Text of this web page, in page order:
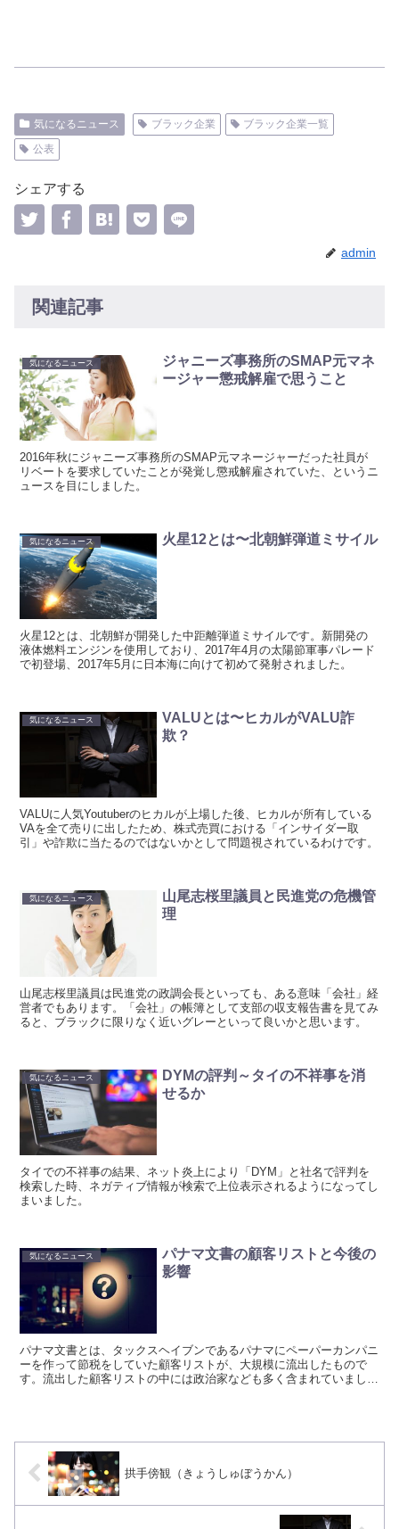
気になるニュース ブラック企業
ブラック企業一覧
公表
シェアする
admin
関連記事
気になるニュース
ジャニーズ事務所のSMAP元マネ
ージャー懲戒解雇で思うこと
2016年秋にジャニーズ事務所のSMAP元マネージャーだった社員が
リベートを要求していたことが発覚し懲戒解雇されていた、というニ
ュースを目にしました。
気になるニュース 火星12とは〜北朝鮮弾道ミサイル
火星12とは、北朝鮮が開発した中距離弾道ミサイルです。新開発の
液体燃料エンジンを使用しており、2017年4月の太陽節軍事パレード
で初登場、2017年5月に日本海に向けて初めて発射されました。
気になるニュース
VALUとは〜ヒカルがVALU詐
欺？
VALUに人気Youtuberのヒカルが上場した後、ヒカルが所有している
VAを全て売りに出したため、株式売買における「インサイダー取
引」や詐欺に当たるのではないかとして問題視されているわけです。
気になるニュース
山尾志桜里議員と民進党の危機管
理
山尾志桜里議員は民進党の政調会長といっても、ある意味「会社」経
営者でもあります。「会社」の帳簿として支部の収支報告書を見てみ
ると、ブラックに限りなく近いグレーといって良いかと思います。
気になるニュース
DYMの評判～タイの不祥事を消
せるか
タイでの不祥事の結果、ネット炎上により「DYM」と社名で評判を
検索した時、ネガティブ情報が検索で上位表示されるようになってし
まいました。
気になるニュース
パナマ文書の顧客リストと今後の
影響
パナマ文書とは、タックスヘイブンであるパナマにペーパーカンパニ
ーを作って節税をしていた顧客リストが、大規模に流出したもので
す。流出した顧客リストの中には政治家なども多く含まれていまし
拱手傍観（きょうしゅぼうかん）